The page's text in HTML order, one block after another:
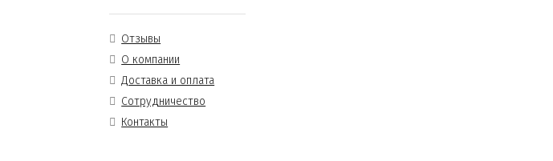
Отзывы
О компании
Доставка и оплата
Сотрудничество
Контакты